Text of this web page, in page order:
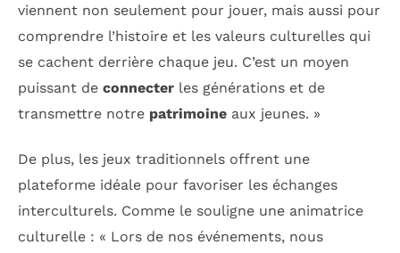
viennent non seulement pour jouer, mais aussi pour
comprendre l’histoire et les valeurs culturelles qui
se cachent derrière chaque jeu. C’est un moyen
puissant de connecter les générations et de
transmettre notre patrimoine aux jeunes. »
De plus, les jeux traditionnels offrent une
plateforme idéale pour favoriser les échanges
interculturels. Comme le souligne une animatrice
culturelle : « Lors de nos événements, nous